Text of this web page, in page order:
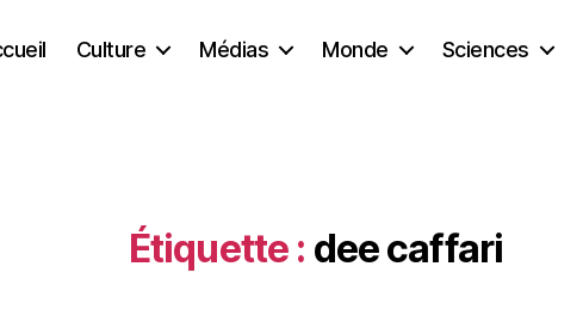
Culture Médias Monde Sciences
Étiquette : dee caffari